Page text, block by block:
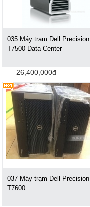
035 Máy trạm Dell Precision
T7500 Data Center
26,400,000đ
037 Máy trạm Dell Precision
T7600